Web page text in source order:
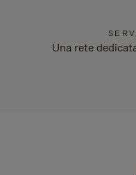
Una rete